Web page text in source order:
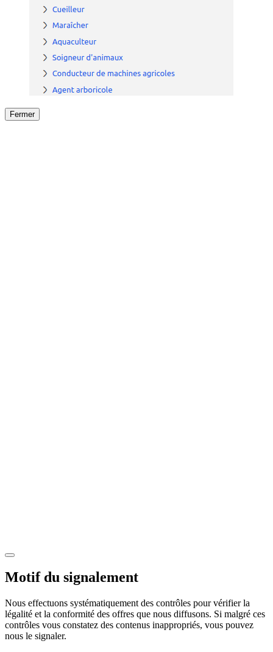
Fermer
Motif du signalement
Nous effectuons systématiquement des contrôles pour vérifier la
légalité et la conformité des offres que nous diffusons. Si malgré ces
contrôles vous constatez des contenus inappropriés, vous pouvez
nous le signaler.